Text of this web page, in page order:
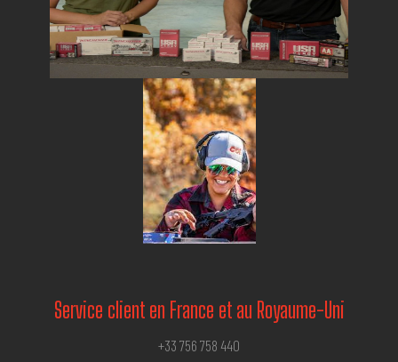
Service client en France et au Royaume-Uni
+33 756 758 440